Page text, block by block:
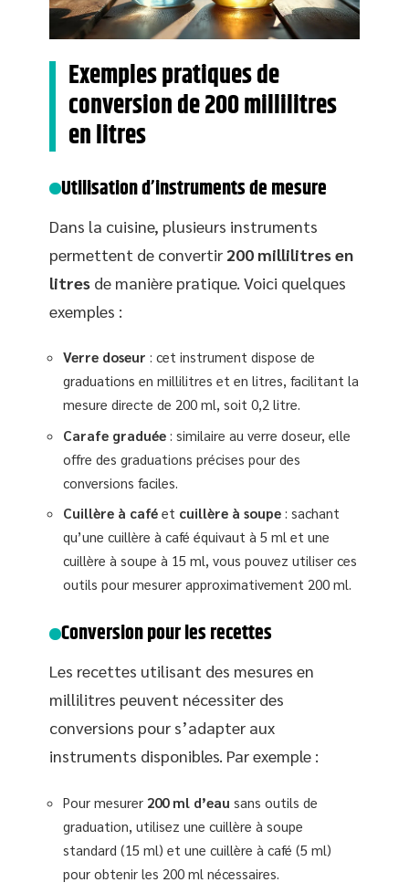
Exemples pratiques de
conversion de 200 millilitres
en litres
Utilisation d’instruments de mesure
Dans la cuisine, plusieurs instruments
permettent de convertir 200 millilitres en
litres de manière pratique. Voici quelques
exemples :
Verre doseur : cet instrument dispose de
graduations en millilitres et en litres, facilitant la
mesure directe de 200 ml, soit 0,2 litre.
Carafe graduée : similaire au verre doseur, elle
offre des graduations précises pour des
conversions faciles.
Cuillère à café et cuillère à soupe : sachant
qu’une cuillère à café équivaut à 5 ml et une
cuillère à soupe à 15 ml, vous pouvez utiliser ces
outils pour mesurer approximativement 200 ml.
Conversion pour les recettes
Les recettes utilisant des mesures en
millilitres peuvent nécessiter des
conversions pour s’adapter aux
instruments disponibles. Par exemple :
Pour mesurer 200 ml d’eau sans outils de
graduation, utilisez une cuillère à soupe
standard (15 ml) et une cuillère à café (5 ml)
pour obtenir les 200 ml nécessaires.